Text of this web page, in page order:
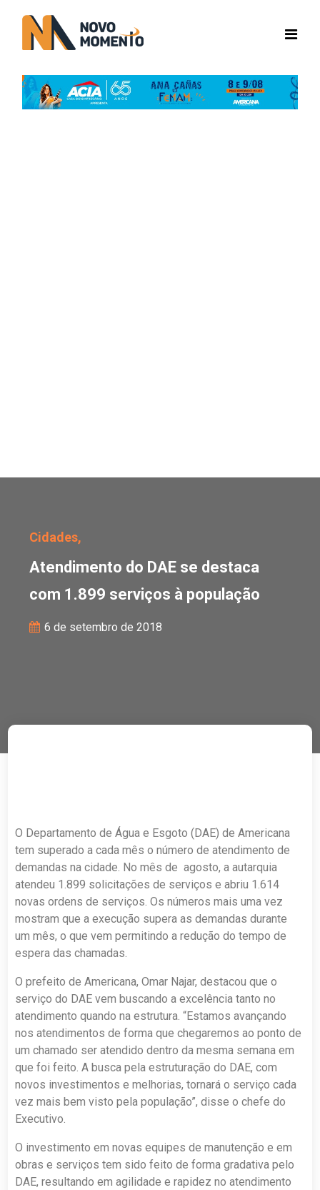
Cidades,
Atendimento do DAE se destaca
com 1.899 serviços à população
6 de setembro de 2018
O Departamento de Água e Esgoto (DAE) de Americana
tem superado a cada mês o número de atendimento de
demandas na cidade. No mês de agosto, a autarquia
atendeu 1.899 solicitações de serviços e abriu 1.614
novas ordens de serviços. Os números mais uma vez
mostram que a execução supera as demandas durante
um mês, o que vem permitindo a redução do tempo de
espera das chamadas.
O prefeito de Americana, Omar Najar, destacou que o
serviço do DAE vem buscando a excelência tanto no
atendimento quando na estrutura. “Estamos avançando
nos atendimentos de forma que chegaremos ao ponto de
um chamado ser atendido dentro da mesma semana em
que foi feito. A busca pela estruturação do DAE, com
novos investimentos e melhorias, tornará o serviço cada
vez mais bem visto pela população”, disse o chefe do
Executivo.
O investimento em novas equipes de manutenção e em
obras e serviços tem sido feito de forma gradativa pelo
DAE, resultando em agilidade e rapidez no atendimento